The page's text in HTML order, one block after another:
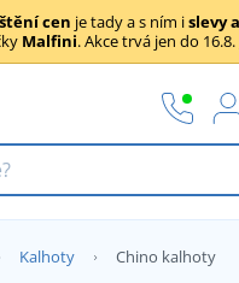
cen je tady a s ním islevy
Malfini. Akce trvá jen do 16.8.
Kalhoty Chino kalhoty